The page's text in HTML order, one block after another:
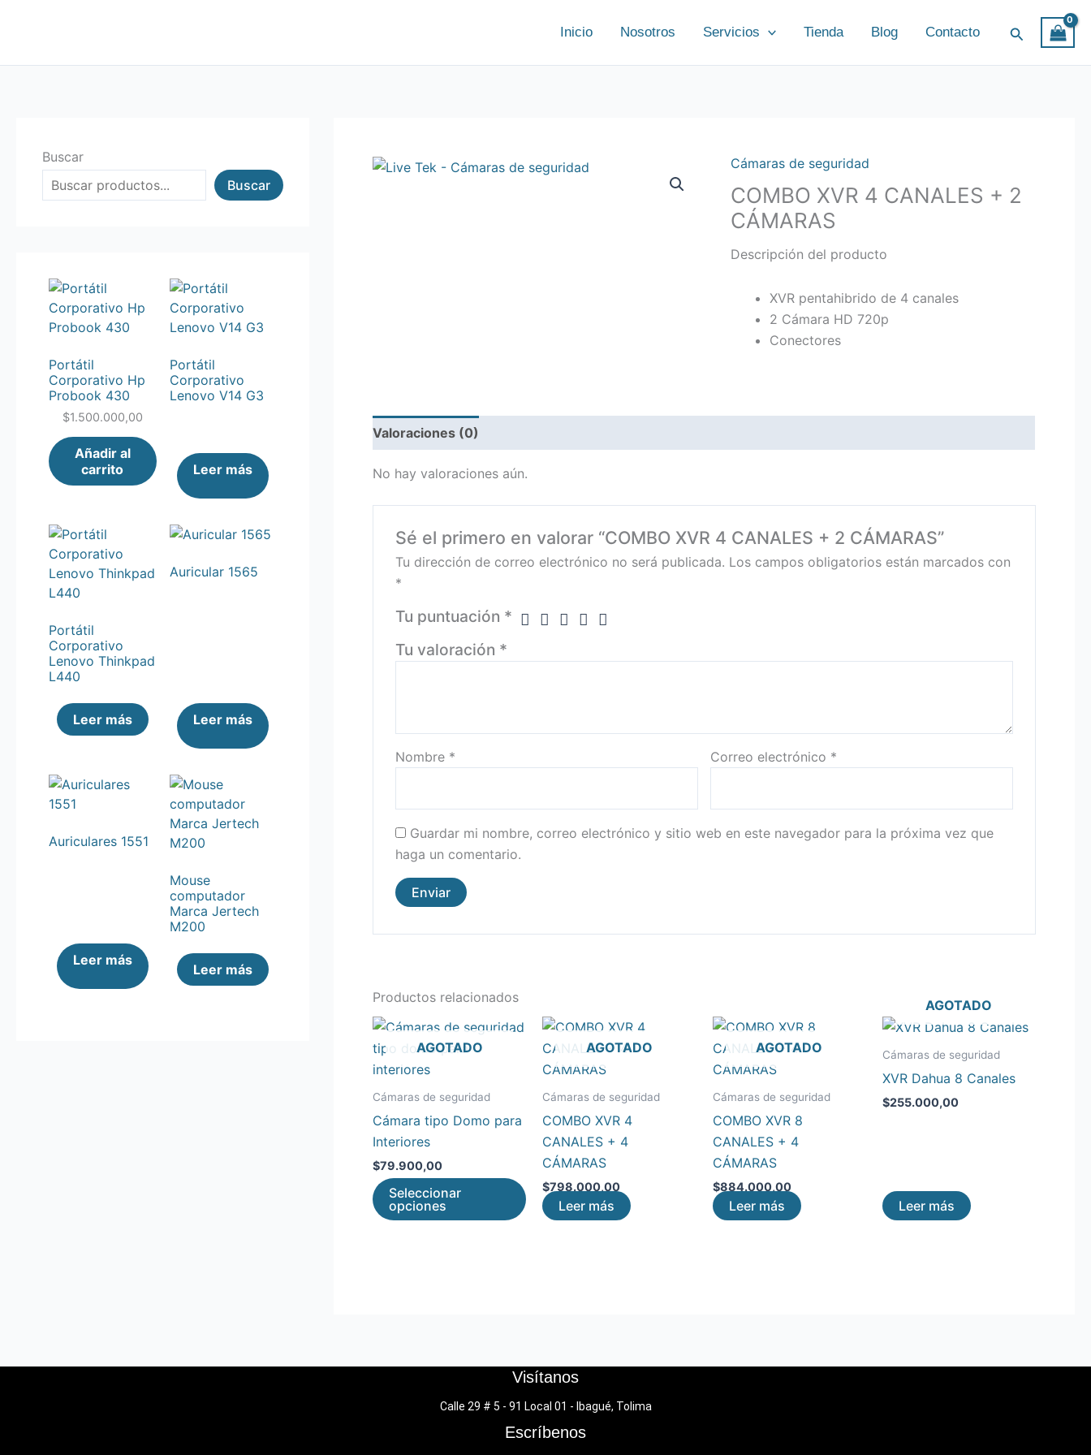
Inicio Nosotros Servicios Tienda Blog Contacto Buscar
Buscar
Buscar
Portátil
Corporativo Hp
Probook 430
$1.500.000,00
Añadir al
carrito
Portátil
Corporativo
Lenovo V14 G3
Leer más
Portátil
Corporativo
Lenovo Thinkpad
L440
Leer más
Auricular 1565
Leer más
Auriculares 1551
Leer más
Mouse
computador
Marca Jertech
M200
Leer más
Cámaras de seguridad
COMBO XVR 4 CANALES + 2
CÁMARAS
Descripción del producto
XVR pentahibrido de 4 canales
2 Cámara HD 720p
Conectores
Valoraciones (0)
No hay valoraciones aún.
Sé el primero en valorar “COMBO XVR 4 CANALES + 2 CÁMARAS”
Tu dirección de correo electrónico no será publicada. Los campos obligatorios están marcados con
*
Tu puntuación *
Tu valoración *
Nombre * Correo electrónico *
Guardar mi nombre, correo electrónico y sitio web en este navegador para la próxima vez que
haga un comentario.
Productos relacionados
AGOTADO
Cámaras de seguridad
Cámara tipo Domo para
Interiores
$79.900,00
Seleccionar
opciones
Este
producto
tiene
múltiples
variantes.
se
pueden
elegir
AGOTADO
Cámaras de seguridad
COMBO XVR 4
CANALES + 4
CÁMARAS
$798.000,00
Leer más
AGOTADO
Cámaras de seguridad
COMBO XVR 8
CANALES + 4
CÁMARAS
$884.000,00
Leer más
AGOTADO
Cámaras de seguridad
XVR Dahua 8 Canales
$255.000,00
Leer más
Visítanos
Calle 29 # 5 - 91 Local 01 - Ibagué, Tolima
Escríbenos